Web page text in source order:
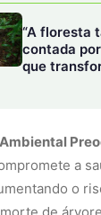
contribuiu
na